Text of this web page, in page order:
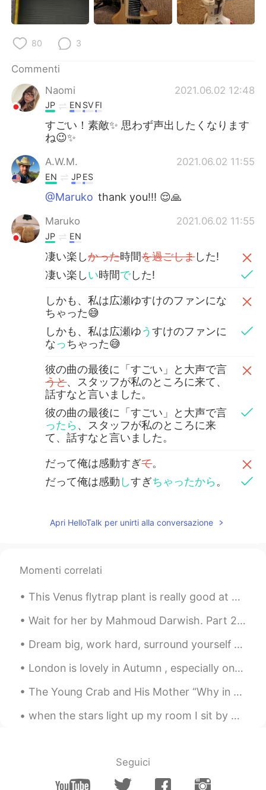
80 3
Commenti
Naomi
2021.06.02 12:48
JP EN SV FI
すごい！素敵✨ 思わず声出したくなります
ね😉✨
A.W.M. 2021.06.02 11:55
EN JPES
@Maruko thank you!!! 😌🙏
Maruko 2021.06.02 11:55
JP EN
凄い楽しかった時間を過ごしました!
凄い楽しい時間でした!
しかも、私は広瀬ゆすけのファンにな
ちゃった😅
しかも、私は広瀬ゆうすけのファンに
なっちゃった😅
彼の曲の最後に「すごい」と大声で言
うと、スタッフが私のところに来て、
話すなと言いました。
彼の曲の最後に「すごい」と大声で言
ったら 、スタッフが私のところに来
て、話すなと言いました。
だって俺は感動すぎて。
だって俺は感動 しすぎちゃったから 。
Apri HelloTalk per unirti alla conversazione
Momenti correlati
This Venus flytrap plant is really good at catching flies after I've paralyzed them and tossed th...
Wait for her by Mahmoud Darwish. Part 2 of 2. Wait for her to sit in a garden at the peak of it...
Dream big, work hard, surround yourself with good people who will support you when it rains not o...
London is lovely in Autumn , especially on a sunny day . We had gorgeous weather on Monday ! It ...
The Young Crab and His Mother “Why in the world do you walk sideways like that?” said a Mother C...
when the stars light up my room I sit by myself Talking to the moon Trying to get you In hope you...
Seguici